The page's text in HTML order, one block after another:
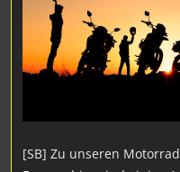
[SB] Zu unseren